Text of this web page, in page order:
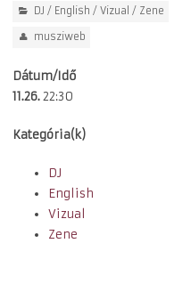
DJ / English / Vizual / Zene
musziweb
Dátum/Idő
11.26.22:30
Kategória(k)
DJ
English
Vizual
Zene